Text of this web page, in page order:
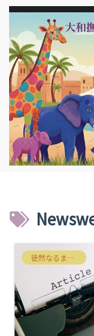
徒然なるままにわたくしごと